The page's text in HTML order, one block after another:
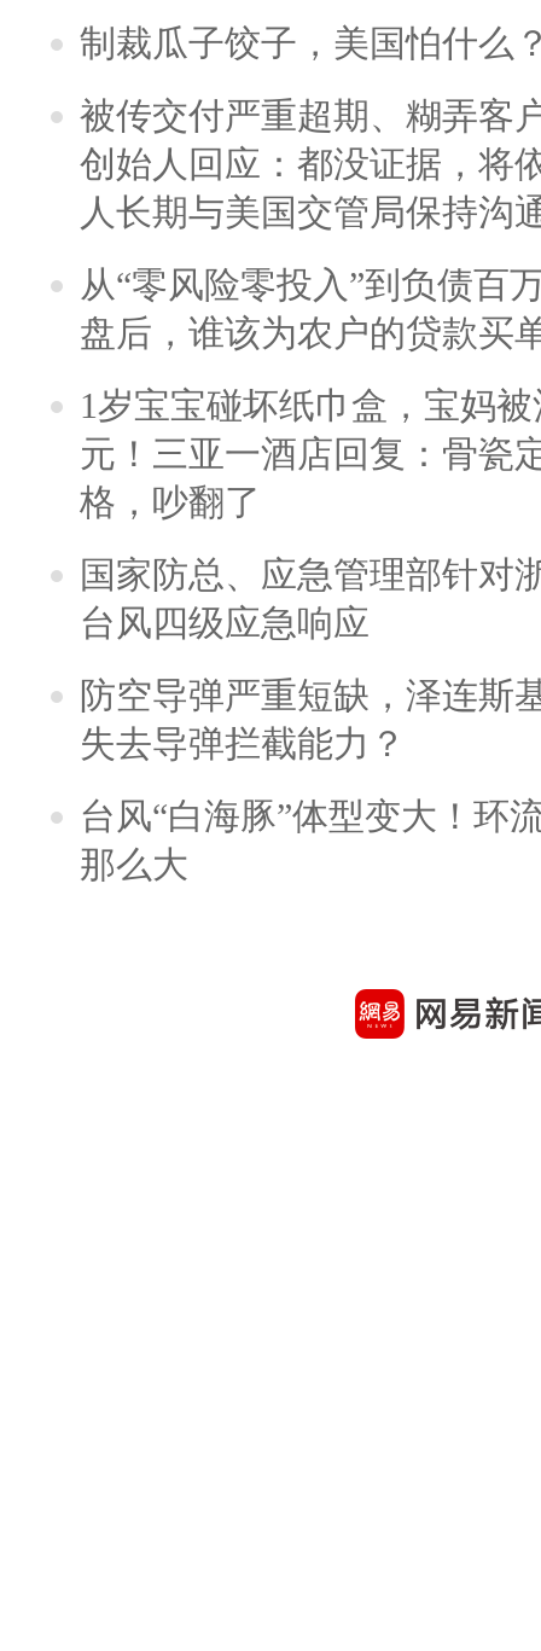
制裁瓜子饺子，美国怕什么
被传交付严重超期、糊弄客
创始人回应：都没证据，将
人长期与美国交管局保持沟
从“零风险零投入”到负债百
盘后，谁该为农户的贷款买
1岁宝宝碰坏纸巾盒，宝妈
元！三亚一酒店回复：骨瓷
格，吵翻了
国家防总、应急管理部针对
台风四级应急响应
防空导弹严重短缺，泽连斯
失去导弹拦截能力？
台风“白海豚”体型变大！环
那么大